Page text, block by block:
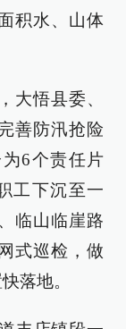
积水、山体
大悟县委、
善防汛抢险
6个责任片
工下沉至一
临山临崖路
式巡检，做
落地。